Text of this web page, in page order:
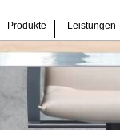
Produkte Leistungen